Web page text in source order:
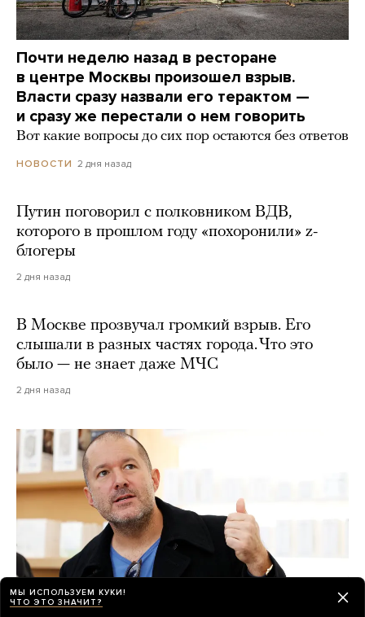
Почти неделю назад в ресторане
в центре Москвы произошел взрыв.
Власти сразу назвали его терактом —
и сразу же перестали о нем говорить
Вот какие вопросы до сих пор остаются без ответов
НОВОСТИ 2 дня назад
Путин поговорил с полковником ВДВ,
которого в прошлом году «похоронили» z-
блогеры
2 дня назад
В Москве прозвучал громкий взрыв. Его
слышали в разных частях города. Что это
было — не знает даже МЧС
2 дня назад
МЫ ИСПОЛЬЗУЕМ КУКИ!
ЧТО ЭТО ЗНАЧИТ?